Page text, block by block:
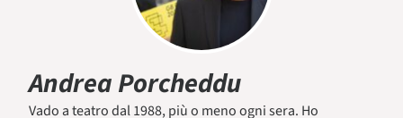
Andrea Porcheddu
Vado a teatro dal 1988, più o meno ogni sera. Ho